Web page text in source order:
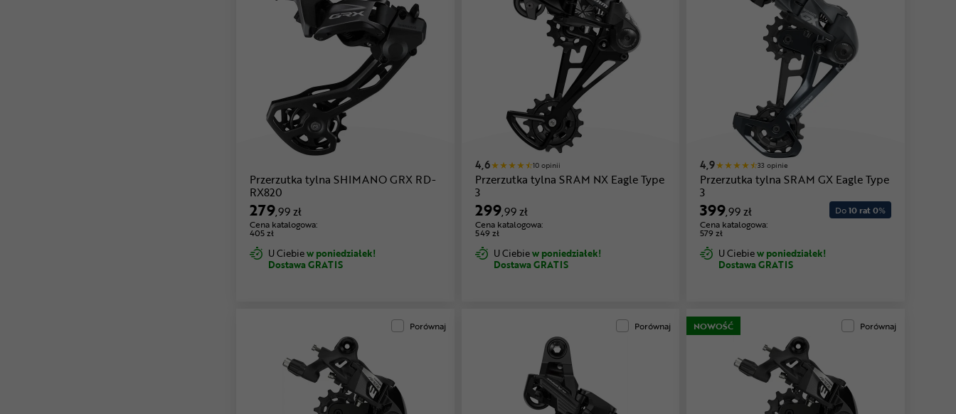
Przerzutka tylna SHIMANO GRX RD-
RX820
279,99 zł
Cena katalogowa:
405 zł
U Ciebiew poniedziałek!
Dostawa GRATIS
4,6 10 opinii
Przerzutka tylna SRAM NX Eagle Type
3
299,99 zł
Cena katalogowa:
549 zł
U Ciebiew poniedziałek!
Dostawa GRATIS
4,9 33 opinie
Przerzutka tylna SRAM GX Eagle Type
3
399,99 zł
Cena katalogowa:
579 zł
Do10 rat 0%
U Ciebiew poniedziałek!
Dostawa GRATIS
Porównaj Porównaj NOWOŚĆ Porównaj